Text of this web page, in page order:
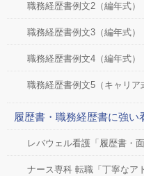
職務経歴書例文2（編年式）
職務経歴書例文3（編年式
職務経歴書例文4（編年式）
職務経歴書例文5（キャリア
履歴書・職務経歴書に強い
レバウェル看護「履歴書・
ナース専科 転職「丁寧なア